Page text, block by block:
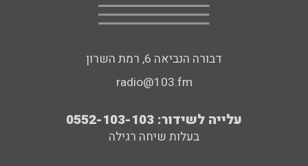
דבורה הנביאה 6, רמת השרון
radio@103.fm
עלייה לשידור: 0552-103-103
בעלות שיחה רגילה